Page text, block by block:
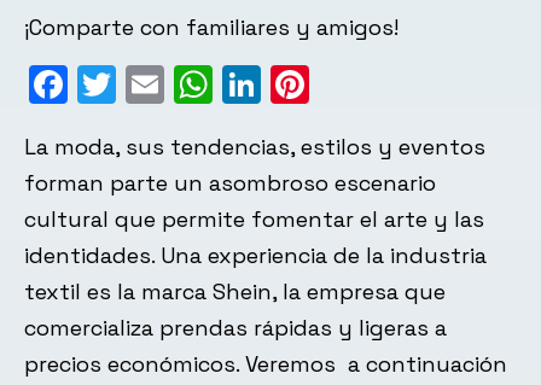
¡Comparte con familiares y amigos!
Facebook
Twitter
EmailWhatsApp
LinkedIn
La moda, sus tendencias, estilos y eventos
forman parte un asombroso escenario
cultural que permite fomentar el arte y las
identidades. Una experiencia de la industria
textil es la marca Shein, la empresa que
comercializa prendas rápidas y ligeras a
precios económicos. Veremos a continuación